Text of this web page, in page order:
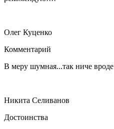
Олег Куценко
Комментарий
В меру шумная...так ниче вроде
Никита Селиванов
Достоинства